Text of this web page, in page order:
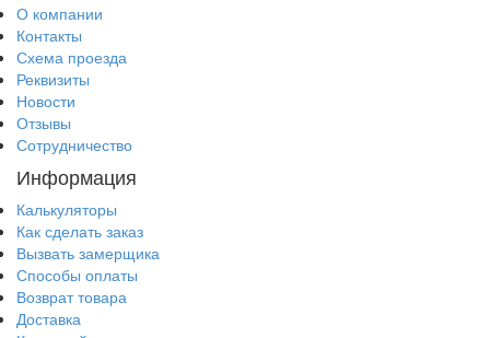
О компании
Контакты
Схема проезда
Реквизиты
Новости
Отзывы
Сотрудничество
Информация
Калькуляторы
Как сделать заказ
Вызвать замерщика
Способы оплаты
Возврат товара
Доставка